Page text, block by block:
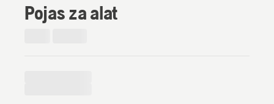
Pojas za alat